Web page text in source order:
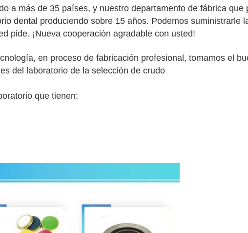
a más de 35 países, y nuestro departamento de fábrica que
dental produciendo sobre 15 años. Podemos suministrarle
pide. ¡Nueva cooperación agradable con usted!
en proceso de fabricación profesional, tomamos el
del laboratorio de la selección de crudo
que tienen: